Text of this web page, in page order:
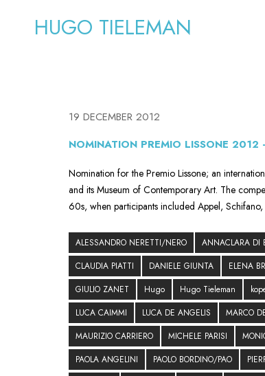
HUGO TIELEMAN
19 DECEMBER 2012
NOMINATION PREMIO LISSONE
Nomination for the Premio Lissone; an
and its Museum of Contemporary Art. The
60s, when participants included Appel,
ALESSANDRO NERETTI/NERO ANNACLARA DI
CLAUDIA PIATTI
DANIELE GIUNTA ELENA
GIULIO ZANET
Hugo Hugo Tieleman
LUCA CAIMMI
LUCA DE ANGELIS MARCO
MAURIZIO CARRIERO
MICHELE PARISI
PAOLA ANGELINI
PAOLO BORDINO/PAO